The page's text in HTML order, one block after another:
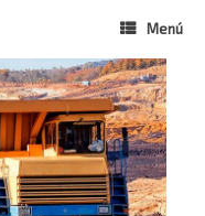
Menú